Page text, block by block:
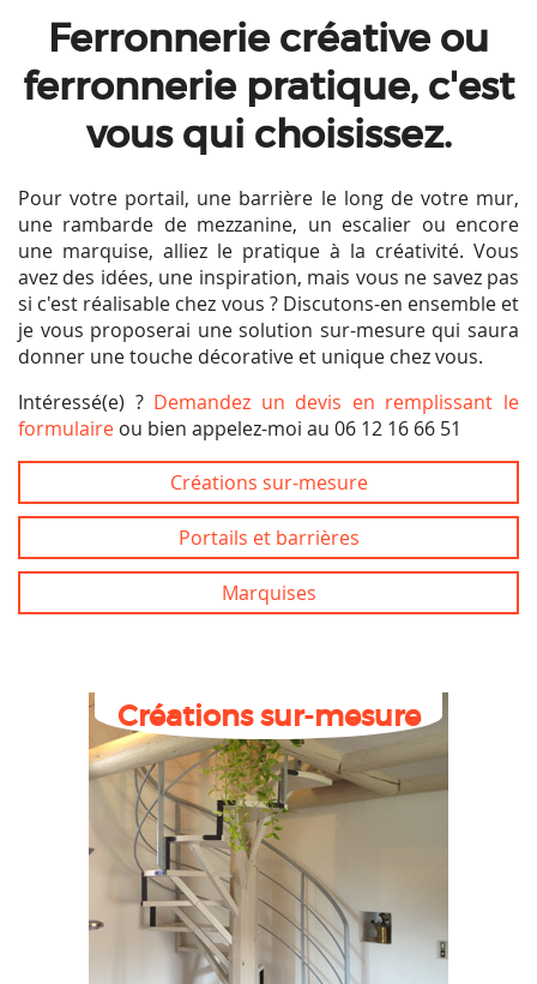
Ferronnerie créative ou
ferronnerie pratique, c'est
vous qui choisissez.
Pour votre portail, une barrière le long de votre mur,
une rambarde de mezzanine, un escalier ou encore
une marquise, alliez le pratique à la créativité. Vous
avez des idées, une inspiration, mais vous ne savez pas
si c'est réalisable chez vous ? Discutons-en ensemble et
je vous proposerai une solution sur-mesure qui saura
donner une touche décorative et unique chez vous.
Intéressé(e) ? Demandez un devis en remplissant le
formulaire ou bien appelez-moi au 06 12 16 66 51
Créations sur-mesure
Portails et barrières
Marquises
Créations sur-mesure